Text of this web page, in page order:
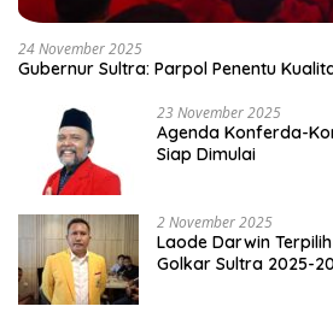
24 November 2025
Gubernur Sultra: Parpol Penentu
23 November 2025
Agenda Konferda-
Siap Dimulai
2 November 2025
Laode Darwin
Golkar Sultra 2025-